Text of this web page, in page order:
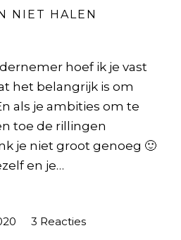
NIET HALEN
hoef ik je vast
het belangrijk is om
als je ambities om te
toe de rillingen
je niet groot genoeg 🙂
en je…
3 Reacties